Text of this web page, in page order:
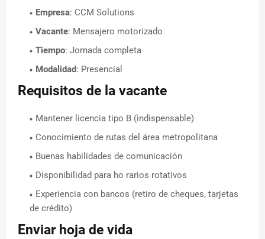
Empresa: CCM Solutions
Vacante: Mensajero motorizado
Tiempo: Jornada completa
Modalidad: Presencial
Requisitos de la vacante
Mantener licencia tipo B (indispensable)
Conocimiento de rutas del área metropolitana
Buenas habilidades de comunicación
Disponibilidad para ho rarios rotativos
Experiencia con bancos (retiro de cheques, tarjetas
de crédito)
Enviar hoja de vida